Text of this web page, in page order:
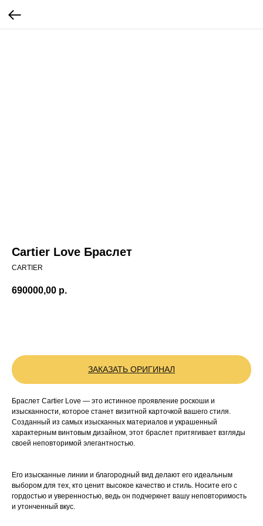
Cartier Love Браслет
CARTIER
690000,00 р.
ЗАКАЗАТЬ ОРИГИНАЛ
Браслет Cartier Love — это истинное проявление роскоши и
изысканности, которое станет визитной карточкой вашего стиля.
Созданный из самых изысканных материалов и украшенный
характерным винтовым дизайном, этот браслет притягивает взгляды
своей неповторимой элегантностью.
Его изысканные линии и благородный вид делают его идеальным
выбором для тех, кто ценит высокое качество и стиль. Носите его с
гордостью и уверенностью, ведь он подчеркнет вашу неповторимость
и утонченный вкус.